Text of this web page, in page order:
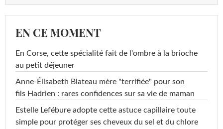
EN CE MOMENT
En Corse, cette spécialité fait de l'ombre à la brioche
au petit déjeuner
Anne-Élisabeth Blateau mère "terrifiée" pour son
fils Hadrien : rares confidences sur sa vie de maman
Estelle Lefébure adopte cette astuce capillaire toute
simple pour protéger ses cheveux du sel et du chlore